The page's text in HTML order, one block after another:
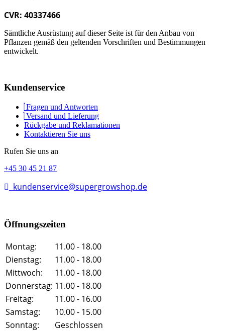
CVR: 40337466
Sämtliche Ausrüstung auf dieser Seite ist für den Anbau von
Pflanzen gemäß den geltenden Vorschriften und Bestimmungen
entwickelt.
Kundenservice
Fragen und Antworten
Versand und Lieferung
Rückgabe und Reklamationen
Kontaktieren Sie uns
Rufen Sie uns an
+45 30 45 21 87
kundenservice@supergrowshop.de
Öffnungszeiten
Montag:
11.00 - 18.00
Dienstag:
11.00 - 18.00
Mittwoch:
11.00 - 18.00
Donnerstag: 11.00 - 18.00
Freitag:
11.00 - 16.00
Samstag:
10.00 - 15.00
Sonntag:
Geschlossen